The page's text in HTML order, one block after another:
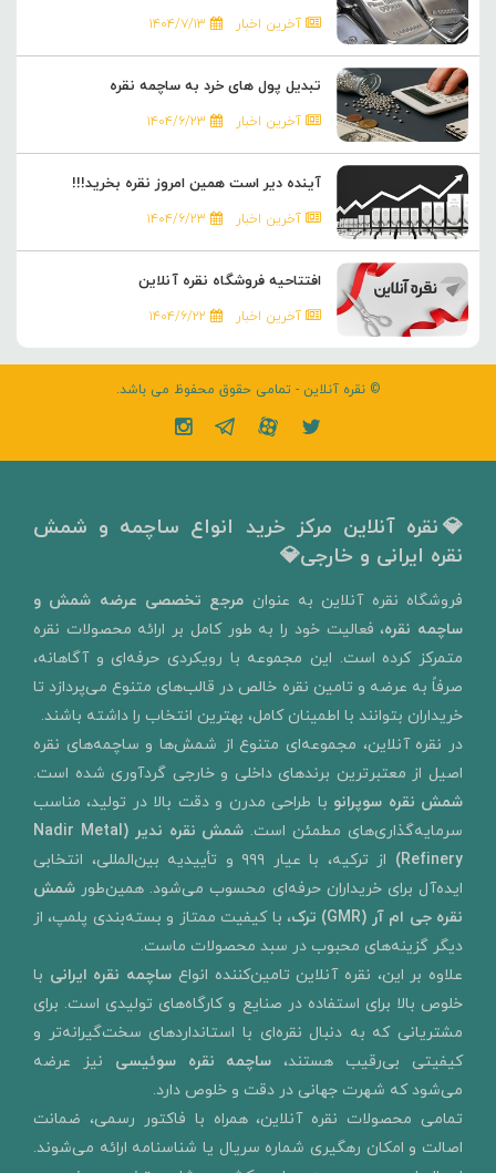
آخرین اخبار ۱۴۰۴/۷/۱۳
تبدیل پول های خرد به ساچمه نقره
آخرین اخبار ۱۴۰۴/۶/۲۳
آینده دیر است همین امروز نقره بخرید!!!
آخرین اخبار ۱۴۰۴/۶/۲۳
افتتاحیه فروشگاه نقره آنلاین
آخرین اخبار ۱۴۰۴/۶/۲۲
© نقره آنلاین - تمامی حقوق محفوظ می باشد.
💎نقره آنلاین مرکز خرید انواع ساچمه و شمش
نقره ایرانی و خارجی💎
​فروشگاه نقره آنلاین به‌ عنوان مرجع تخصصی عرضه شمش و
ساچمه نقره، فعالیت خود را به‌ طور کامل بر ارائه محصولات نقره
متمرکز کرده است. این مجموعه با رویکردی حرفه‌ای و آگاهانه،
صرفاً به عرضه و تامین نقره خالص در قالب‌های متنوع می‌پردازد تا
خریداران بتوانند با اطمینان کامل، بهترین انتخاب را داشته باشند.
در نقره آنلاین، مجموعه‌ای متنوع از شمش‌ها و ساچمه‌های نقره
اصیل از معتبرترین برندهای داخلی و خارجی گردآوری شده است.
شمش نقره سوپرانو با طراحی مدرن و دقت بالا در تولید، مناسب
سرمایه‌گذاری‌های مطمئن است. شمش نقره ندیر
(Nadir Metal
Refinery)
از ترکیه، با عیار ۹۹۹ و تأییدیه بین‌المللی، انتخابی
ایده‌آل برای خریداران حرفه‌ای محسوب می‌شود. همین‌طور شمش
نقره جی ام آر (GMR) ترک
، با کیفیت ممتاز و بسته‌بندی پلمپ، از
دیگر گزینه‌های محبوب در سبد محصولات ماست.
علاوه بر این، نقره آنلاین تامین‌کننده انواع ساچمه نقره ایرانی با
خلوص بالا برای استفاده در صنایع و کارگاه‌های تولیدی است. برای
مشتریانی که به دنبال نقره‌ای با استانداردهای سخت‌گیرانه‌تر و
کیفیتی بی‌رقیب هستند، ساچمه نقره سوئیسی نیز عرضه
می‌شود که شهرت جهانی در دقت و خلوص دارد.
تمامی محصولات نقره آنلاین، همراه با فاکتور رسمی، ضمانت
اصالت و امکان رهگیری شماره سریال یا شناسنامه ارائه می‌شوند.